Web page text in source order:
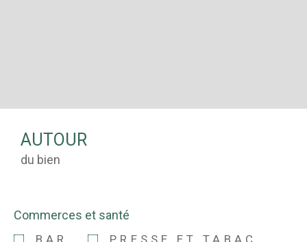
AUTOUR
du bien
Commerces et santé
BAR PRESSE ET TABAC